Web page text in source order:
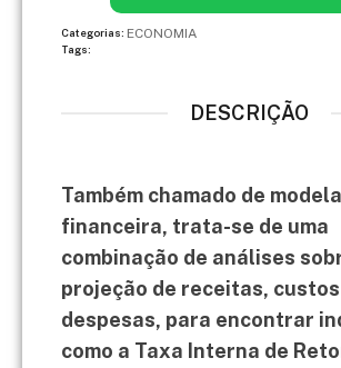
Categorias: ECONOMIA
Tags:
DESCRIÇÃO
Também chamado de
financeira, trata-se de uma
combinação de análises
projeção de receitas,
despesas, para encontrar
como a Taxa Interna de